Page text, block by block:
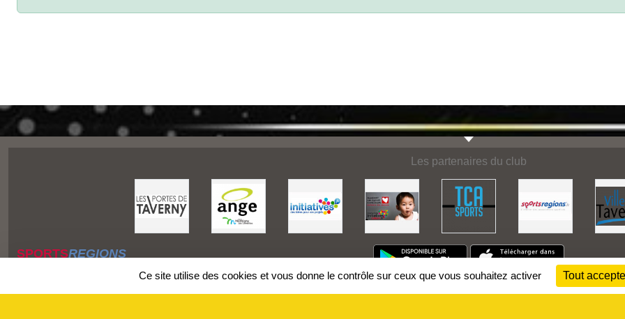
Les partenaires du club
SPORTSREGIONS
Ce site utilise des cookies et vous donne le contrôle sur ceux que vous souhaitez activer Tout